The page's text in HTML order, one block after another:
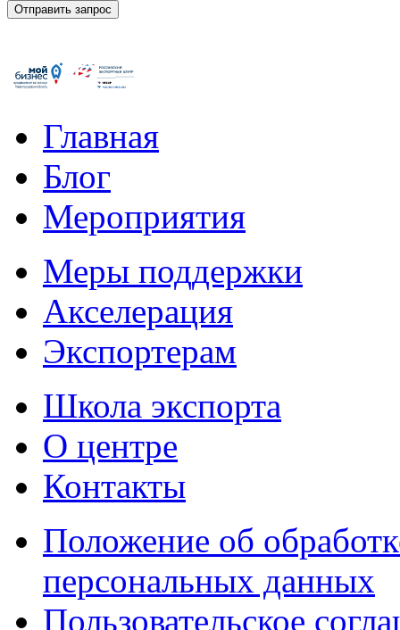
Главная
Блог
Мероприятия
Меры поддержки
Акселерация
Экспортерам
Школа экспорта
О центре
Контакты
Положение об
персональных данных
Пользовательское